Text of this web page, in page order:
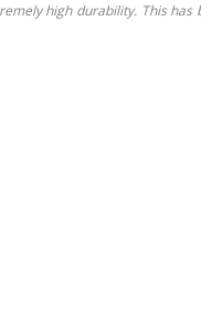
high durability. This